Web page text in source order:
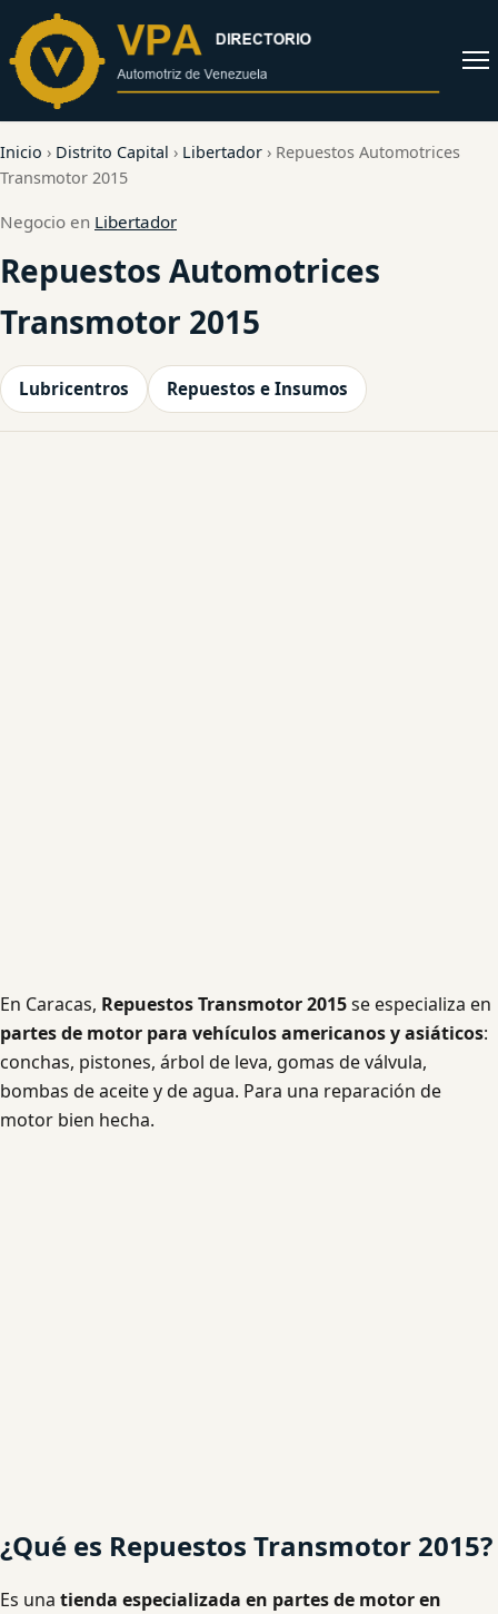
contenido
Abrir
Inicio › Distrito Capital › Libertador › Repuestos Automotrices
Transmotor 2015
Negocio en Libertador
Repuestos Automotrices
Transmotor 2015
Lubricentros Repuestos e Insumos
En Caracas, Repuestos Transmotor 2015se especializa en
partes de motor para vehículos americanos y asiáticos:
conchas, pistones, árbol de leva, gomas de válvula,
bombas de aceite y de agua. Para una reparación de
motor bien hecha.
¿Qué es Repuestos Transmotor 2015?
Es una tienda especializada en partes de motor en